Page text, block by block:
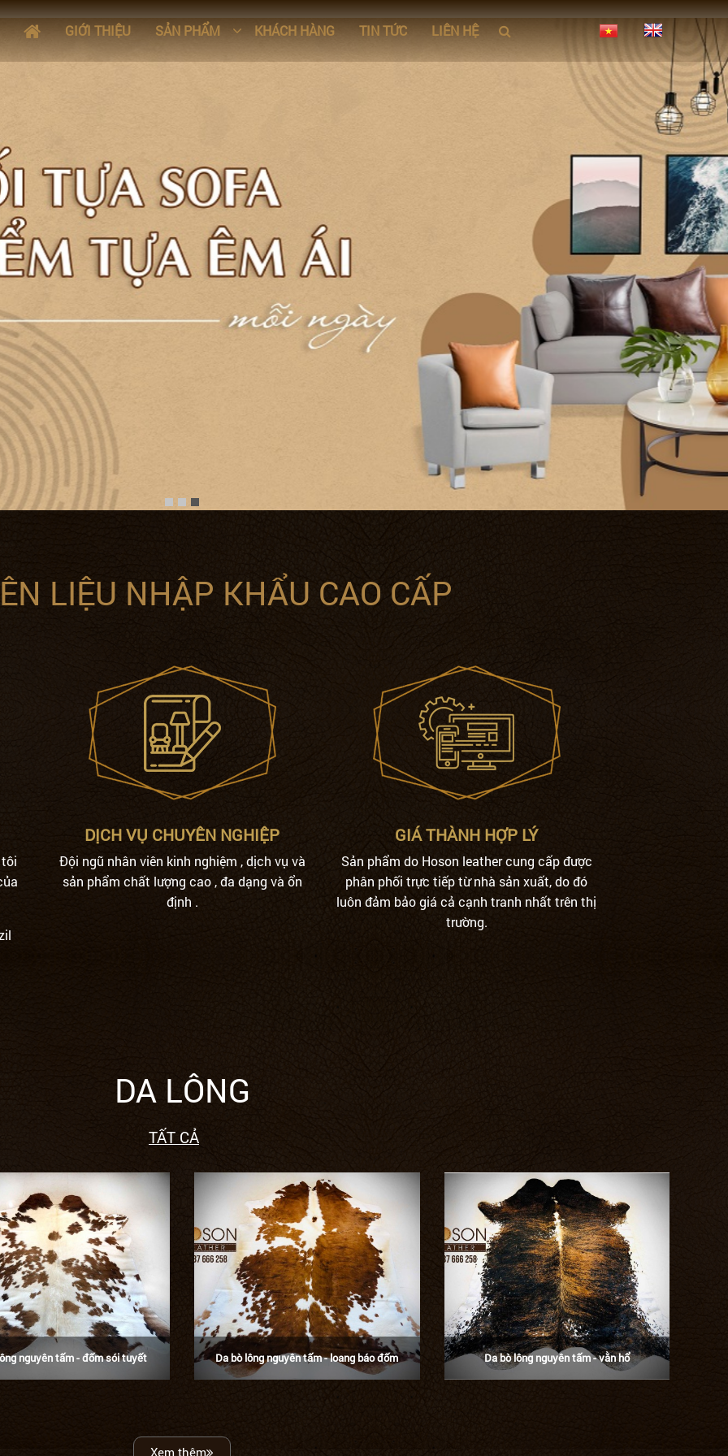
GIỚI THIỆU SẢN PHẨM KHÁCH HÀNG TIN TỨC LIÊN HỆ
LIỆU NHẬP KHẨU CAO CẤP
DỊCH VỤ CHUYÊN NGHIỆP
Đội ngũ nhân viên kinh nghiệm , dịch vụ và
sản phẩm chất lượng cao , đa dạng và ổn
định .
GIÁ THÀNH HỢP LÝ
Sản phẩm do Hoson leather cung cấp được
phân phối trực tiếp từ nhà sản xuất, do đó
luôn đảm bảo giá cả cạnh tranh nhất trên thị
trường.
DA LÔNG
TẤT CẢ
nguyên tấm - đốm sói tuyết Da bò lông nguyên tấm - loang báo đốm Da bò lông nguyên tấm - vằn hổ
Xem thêm